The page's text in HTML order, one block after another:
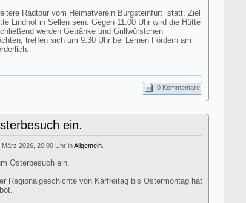
Radtour vom Heimatverein Burgsteinfurt statt. Ziel
Lindhof in Sellen sein. Gegen 11:00 Uhr wird die Hütte
werden Getränke und Grillwürstchen
treffen sich um 9:30 Uhr bei Lernen Fördern am
0 Kommentare
ein.
März 2026, 20:09 Uhr inAllgemein
Osterbesuch ein.
Regionalgeschichte von Karfreitag bis Ostermontag hat